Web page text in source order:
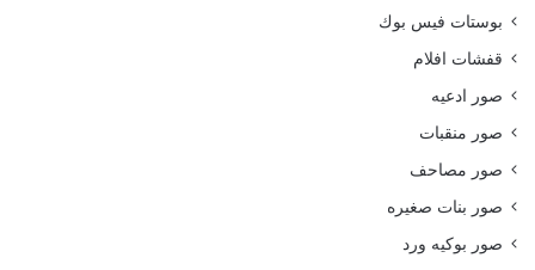
بوستات فيس بوك
قفشات افلام
صور ادعيه
صور منقبات
صور مصاحف
صور بنات صغيره
صور بوكيه ورد